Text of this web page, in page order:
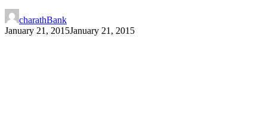
charathBank
January 21, 2015January 21, 2015